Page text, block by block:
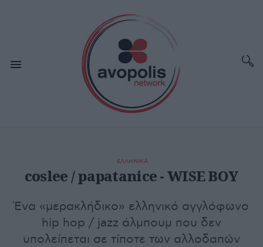
ΕΛΛΗΝΙΚΑ
coslee / papatanice - WISE BOY
Ένα «μερακλήδικο» ελληνικό αγγλόφωνο
hip hop / jazz άλμπουμ που δεν
υπολείπεται σε τίποτε των αλλοδαπών